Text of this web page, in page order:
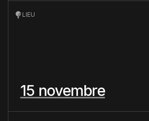
LIEU
15 novembre